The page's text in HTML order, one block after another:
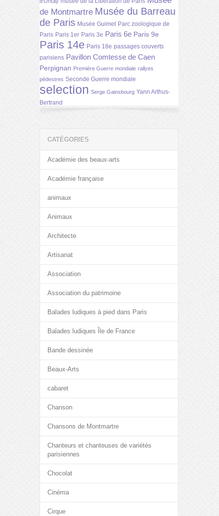
de Montmartre Musée du Barreau
de Paris Musée Guimet Parc zoologique de
Paris Paris 1er Paris 3e Paris 6e Paris 9e
Paris 14e Paris 18e passages couverts
parisiens Pavillon Comtesse de Caen
Perpignan Première Guerre mondiale rallyes
pédestres Seconde Guerre mondiale
selection Serge Gainsbourg Yann Arthus-
Bertrand
CATÉGORIES
Académie des beaux-arts
Académie française
animaux
Animaux
Architecte
Artisanat
Association
Association du patrimoine
Balades ludiques à pied dans Paris
Balades ludiques Île de France
Bande dessinée
Beaux-Arts
cabaret
Chanson
Chansons de Montmartre
Chanteurs et chanteuses de variétés
parisiennes
Chocolat
Cinéma
Cirque